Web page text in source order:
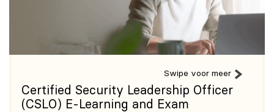
Swipe voor meer
Certified Security Leadership Officer
(CSLO) E-Learning and Exam